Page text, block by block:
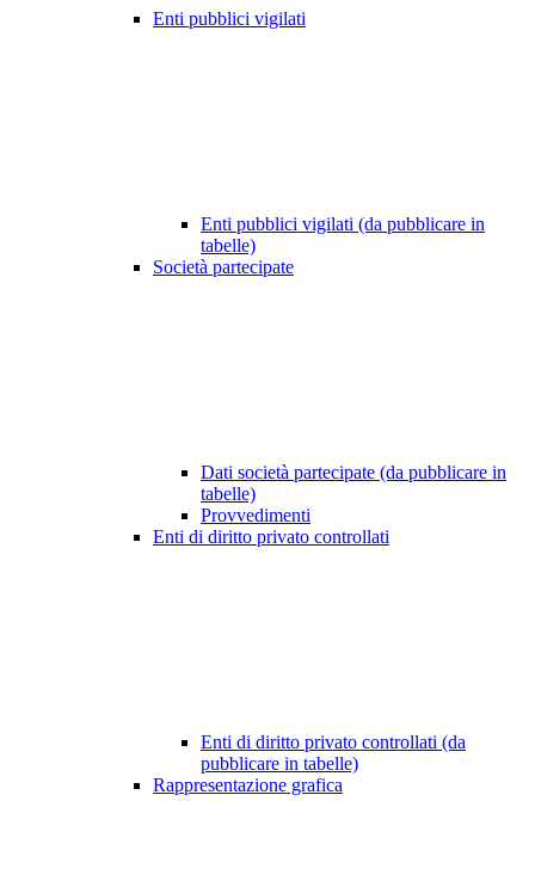
Enti pubblici vigilati
Enti pubblici vigilati (da pubblicare in
tabelle)
Società partecipate
Dati società partecipate (da pubblicare in
tabelle)
Provvedimenti
Enti di diritto privato controllati
Enti di diritto privato controllati (da
pubblicare in tabelle)
Rappresentazione grafica